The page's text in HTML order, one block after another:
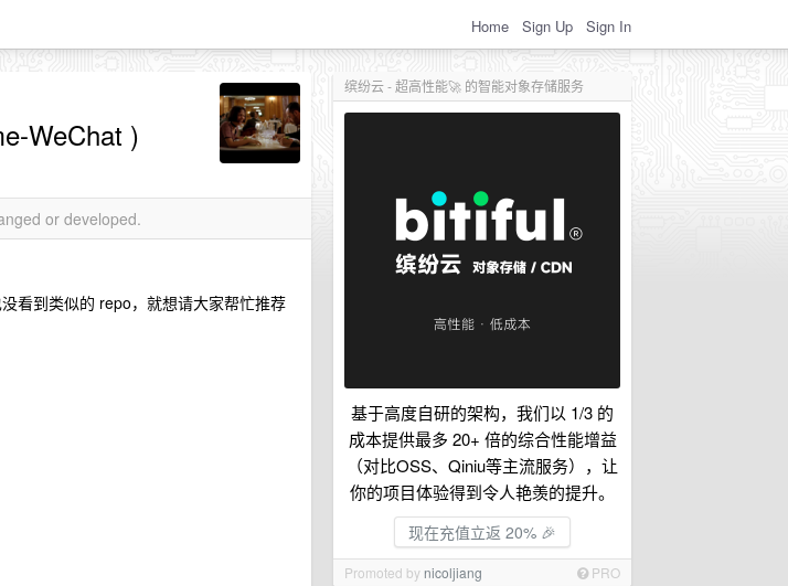
Home Sign Up Sign In
缤纷云 - 超高性能🚀 的智能对象存储服务
基于高度自研的架构，我们以 1/3 的
成本提供最多 20+ 倍的综合性能增益
（对比OSS、Qiniu等主流服务），让
你的项目体验得到令人艳羡的提升。
现在充值立返 20% 🎉
Promoted by nicoljiang PRO
WeChat )
or developed.
看到类似的 repo，就想请大家帮忙推荐